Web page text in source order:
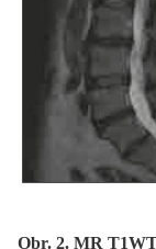
Obr. 2. MR